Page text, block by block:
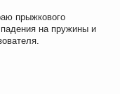
прыжкового
на пружины и